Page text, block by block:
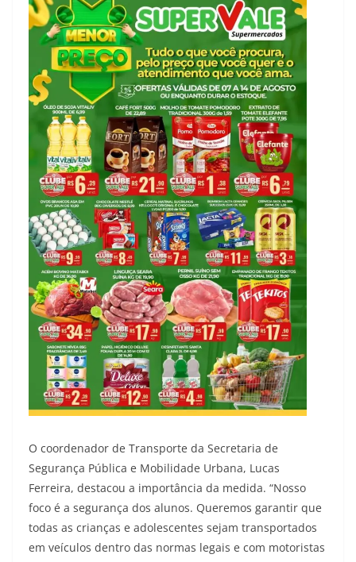
O coordenador de Transporte da Secretaria de
Segurança Pública e Mobilidade Urbana, Lucas
Ferreira, destacou a importância da medida. “Nosso
foco é a segurança dos alunos. Queremos garantir que
todas as crianças e adolescentes sejam transportados
em veículos dentro das normas legais e com motoristas